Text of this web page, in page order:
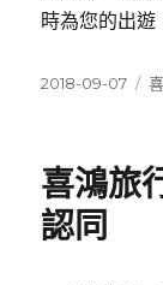
時為您的出遊
發
2018-09-07
分
喜鴻旅
認同